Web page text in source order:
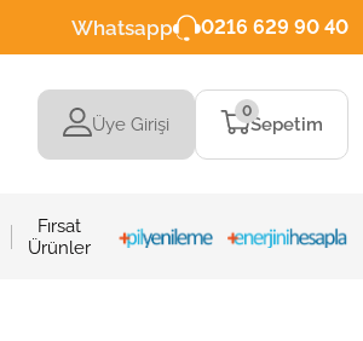
Whatsapp 0216 629 90 40
Üye Girişi Sepetim
0
Fırsat
Ürünler